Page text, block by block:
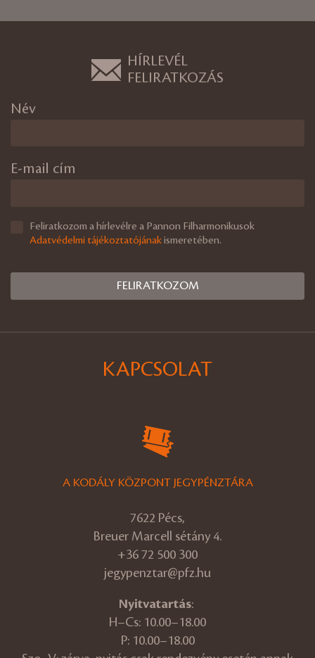
HÍRLEVÉL
FELIRATKOZÁS
Név
E-mail cím
Feliratkozom a hírlevélre a Pannon Filharmonikusok
Adatvédelmi tájékoztatójánakismeretében.
KAPCSOLAT
A KODÁLY KÖZPONT JEGYPÉNZTÁRA
7622 Pécs,
Breuer Marcell sétány 4.
+36 72 500 300
jegypenztar@pfz.hu
Nyitvatartás:
H–Cs: 10.00–18.00
P: 10.00–18.00